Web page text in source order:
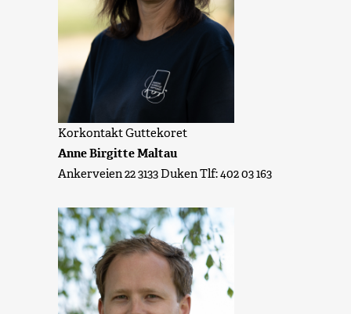
Korkontakt Guttekoret
Anne Birgitte Maltau
Ankerveien 22 3133 Duken Tlf: 402 03 163